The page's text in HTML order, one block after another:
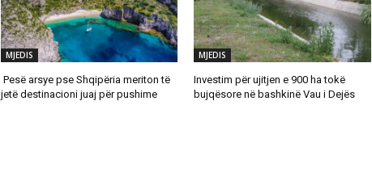
MJEDIS
Pesë arsye pse Shqipëria meriton të
jetë destinacioni juaj për pushime
MJEDIS
Investim për ujitjen e 900 ha tokë
bujqësore në bashkinë Vau i Dejës